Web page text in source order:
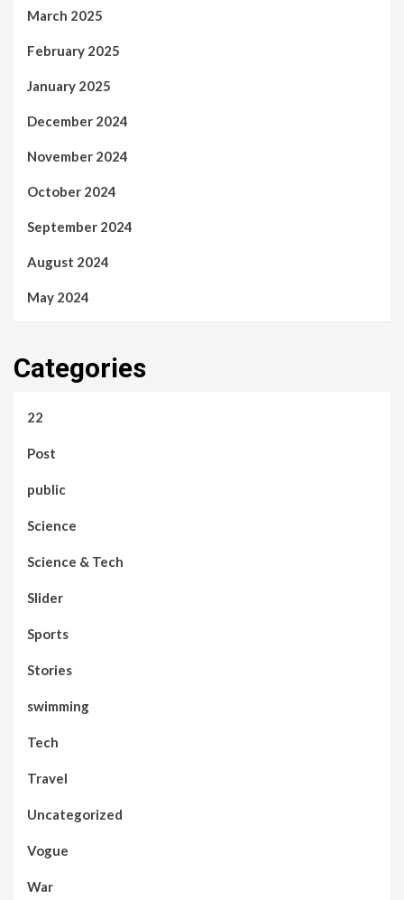
March 2025
February 2025
January 2025
December 2024
November 2024
October 2024
September 2024
August 2024
May 2024
Categories
22
Post
public
Science
Science & Tech
Slider
Sports
Stories
swimming
Tech
Travel
Uncategorized
Vogue
War